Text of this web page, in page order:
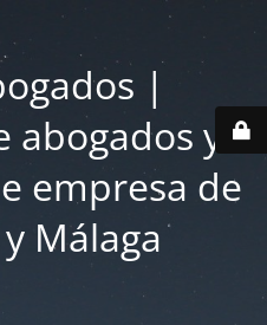
|
abogados y
empresa de
Málaga